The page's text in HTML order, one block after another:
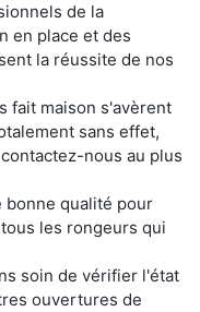
de la
en place et des
la réussite de nos
fait maison s'avèrent
sans effet,
nous au plus
bonne qualité pour
les rongeurs qui
soin de vérifier l'état
ouvertures de